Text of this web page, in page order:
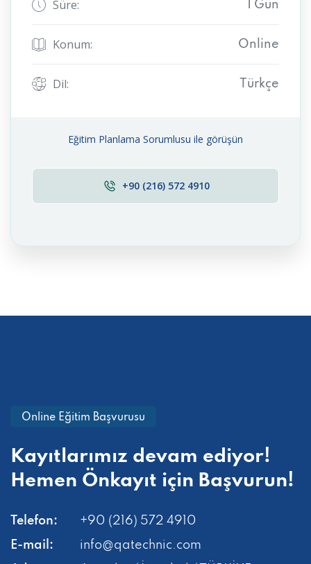
Süre: 1 Gün
Konum: Online
Dil: Türkçe
Eğitim Planlama Sorumlusu ile görüşün
+90 (216) 572 4910
Online Eğitim Başvurusu
Kayıtlarımız devam ediyor!
Hemen Önkayıt için Başvurun!
Telefon:
+90 (216) 572 4910
E-mail:
info@qatechnic.com